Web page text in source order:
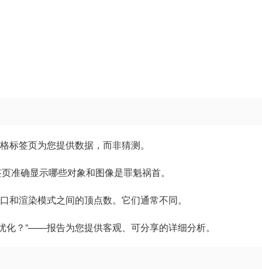
签页为您提供数据，而非猜测。
准确显示哪些对象和图像是罪魁祸首。
渲染模式之间的顶点数。它们通常不同。
？”——报告为您提供客观、可分享的详细分析。